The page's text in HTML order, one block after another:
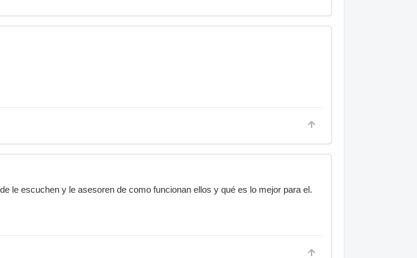
le escuchen y le asesoren de como funcionan ellos y qué es lo mejor para el.